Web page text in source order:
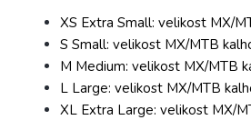
XS Extra Small: velikost MX/
S Small: velikost MX/MTB
M Medium: velikost MX/MTB
L Large: velikost MX/MTB
XL Extra Large: velikost MX/